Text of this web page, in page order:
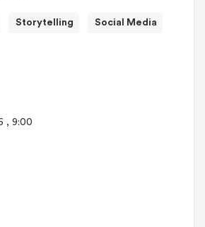
Storytelling Social Media
, 9:00